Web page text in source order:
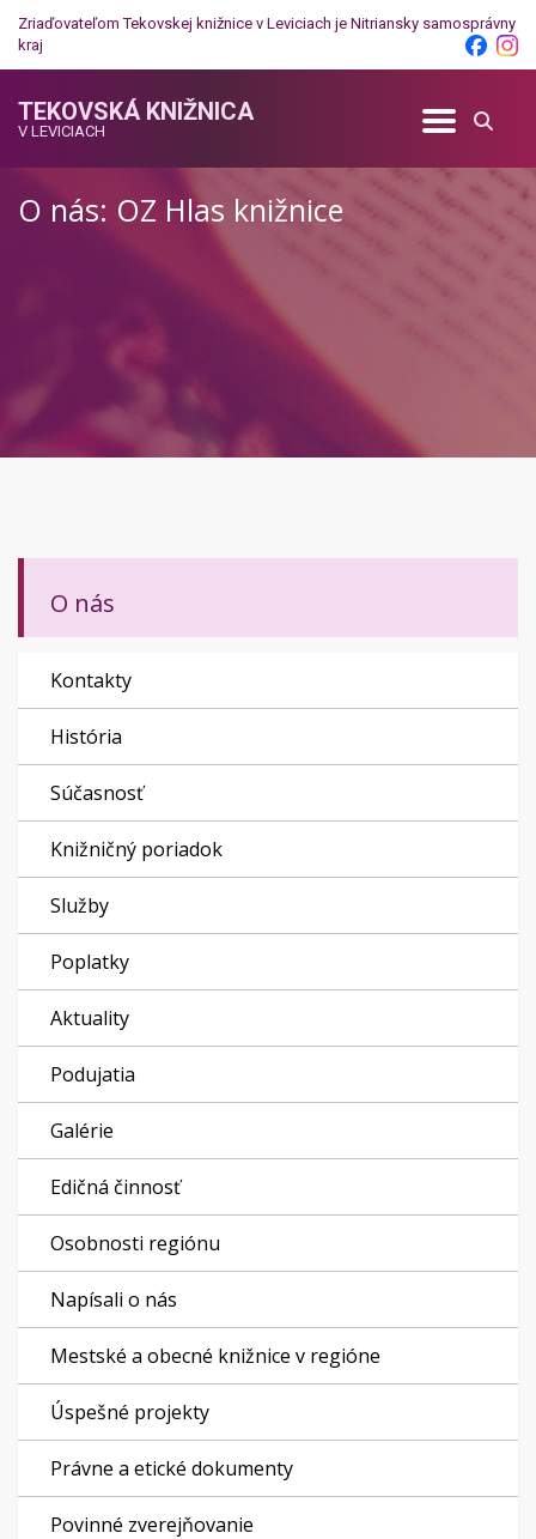
Zriaďovateľom Tekovskej knižnice v Leviciach je Nitriansky samosprávny
kraj
TEKOVSKÁ KNIŽNICA
V LEVICIACH
O nás: OZ Hlas knižnice
O nás
Kontakty
História
Súčasnosť
Knižničný poriadok
Služby
Poplatky
Aktuality
Podujatia
Galérie
Edičná činnosť
Osobnosti regiónu
Napísali o nás
Mestské a obecné knižnice v regióne
Úspešné projekty
Právne a etické dokumenty
Povinné zverejňovanie